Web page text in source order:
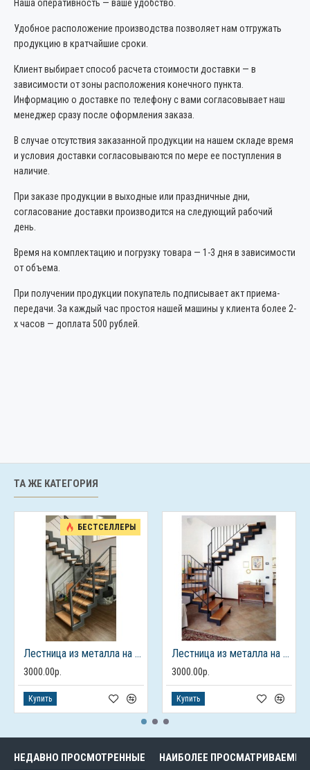
Наша оперативность — ваше удобство.
Удобное расположение производства позволяет нам отгружать
продукцию в кратчайшие сроки.
Клиент выбирает способ расчета стоимости доставки — в
зависимости от зоны расположения конечного пункта.
Информацию о доставке по телефону с вами согласовывает наш
менеджер сразу после оформления заказа.
В случае отсутствия заказанной продукции на нашем складе время
и условия доставки согласовываются по мере ее поступления в
наличие.
При заказе продукции в выходные или праздничные дни,
согласование доставки производится на следующий рабочий
день.
Время на комплектацию и погрузку товара — 1-3 дня в зависимости
от объема.
При получении продукции покупатель подписывает акт приема-
передачи. За каждый час простоя нашей машины у клиента более 2-
х часов — доплата 500 рублей.
ТА ЖЕ КАТЕГОРИЯ
БЕСТСЕЛЛЕРЫ
Лестница из металла на 2 этаж
3000.00р.
Купить
Лестница из металла на 2 этаж
3000.00р.
Купить
НЕДАВНО ПРОСМОТРЕННЫЕ НАИБОЛЕЕ ПРОСМАТРИВАЕМЫЕ